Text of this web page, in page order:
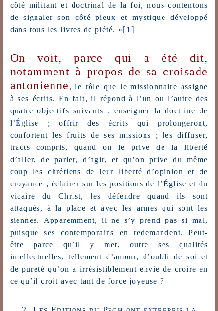
côté militant et doctrinal de la foi, nous contentons
de signaler son côté pieux et mystique développé
dans tous les livres de piété. »[1]
On voit, parce qui a été dit,
notamment à propos de sa croisade
antonienne , le rôle que le missionnaire assigne
à ses écrits. En fait, il répond à l’un ou l’autre des
quatre objectifs suivants : enseigner la doctrine de
l’Église ; offrir des écrits qui prolongeront,
confortent les fruits de ses missions ; les diffuser,
tracts compris, quand on le prive de la liberté
d’aller, de parler, d’agir, et qu’on prive du même
coup les chrétiens de leur liberté d’opinion et de
croyance ; éclairer sur les positions de l’Église et du
vicaire du Christ, les défendre quand ils sont
attaqués, à la place et avec les armes qui sont les
siennes. Apparemment, il ne s’y prend pas si mal,
puisque ses contemporains en redemandent. Peut-
être parce qu’il y met, outre ses qualités
intellectuelles, tellement d’amour, d’oubli de soi et
de pureté qu’on a irrésistiblement envie de croire en
ce qu’il croit avec tant de force joyeuse ?